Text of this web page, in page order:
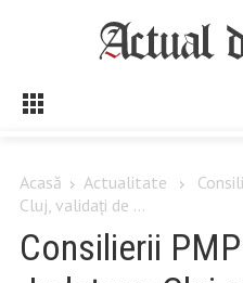
Acasă Actualitate
Cluj, validați de ...
Consilierii